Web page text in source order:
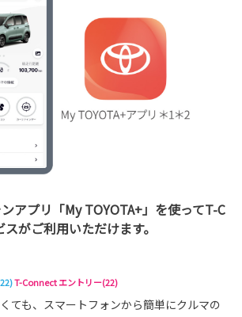
アプリ「My TOYOTA+」を使ってT-C
がご利用いただけます。
T-Connect エントリー(22)
ても、スマートフォンから簡単にクルマの